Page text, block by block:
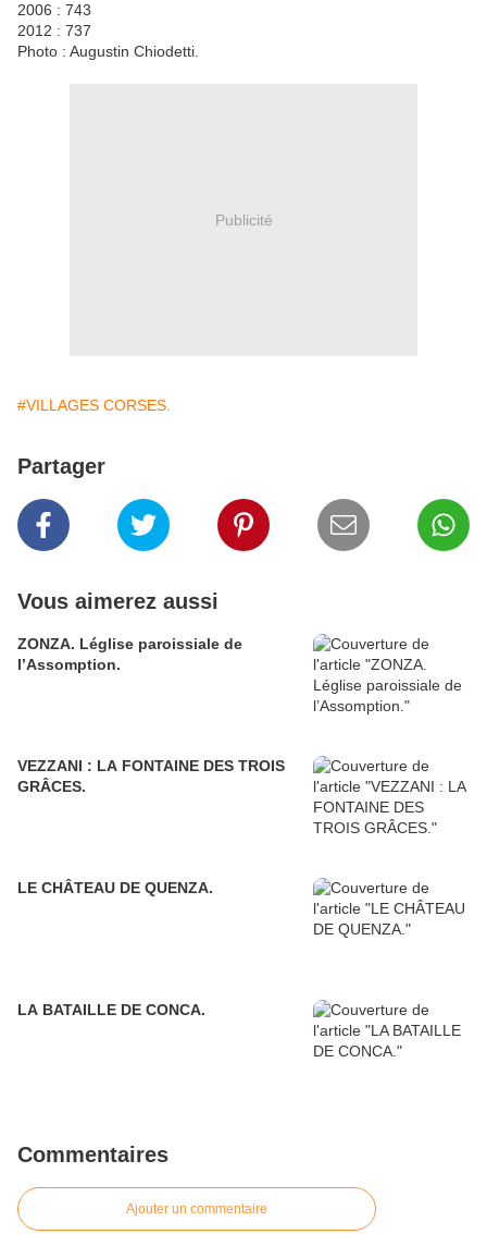
2006 : 743
2012 : 737
Photo : Augustin Chiodetti.
Publicité
#VILLAGES CORSES.
Partager
Vous aimerez aussi
ZONZA. Léglise paroissiale de
l’Assomption.
VEZZANI : LA FONTAINE DES TROIS
GRÂCES.
LE CHÂTEAU DE QUENZA.
LA BATAILLE DE CONCA.
Commentaires
Ajouter un commentaire